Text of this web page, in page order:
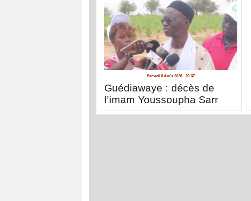
Samedi 8 Août 2026 - 20:37
Guédiawaye : décès de
l’imam Youssoupha Sarr